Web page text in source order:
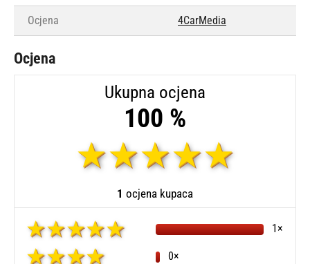
Ocjena 4CarMedia
Ocjena
Ukupna ocjena
100 %
1 ocjena kupaca
1×
0×